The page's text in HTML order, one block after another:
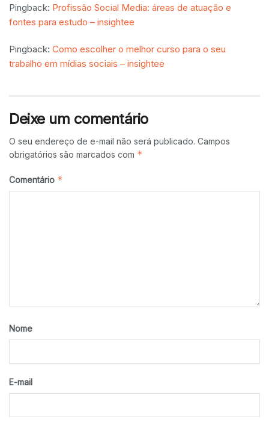
Pingback: Profissão Social Media: áreas de atuação e
fontes para estudo – insightee
Pingback: Como escolher o melhor curso para o seu
trabalho em mídias sociais – insightee
Deixe um comentário
O seu endereço de e-mail não será publicado. Campos
obrigatórios são marcados com *
Comentário *
Nome
E-mail